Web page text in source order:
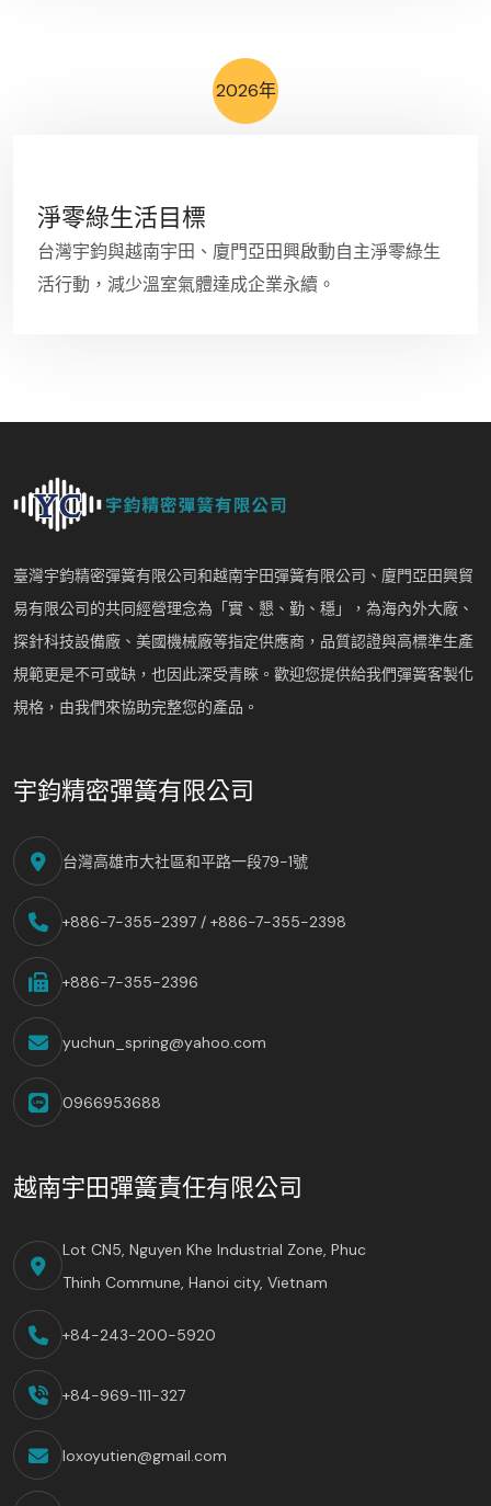
2026年
淨零綠生活目標
台灣宇鈞與越南宇田、廈門亞田興啟動自主淨零綠生
活行動，減少溫室氣體達成企業永續。
臺灣宇鈞精密彈簧有限公司和越南宇田彈簧有限公司、廈門亞田興貿
易有限公司的共同經營理念為「實、懇、勤、穩」，為海內外大廠、
探針科技設備廠、美國機械廠等指定供應商，品質認證與高標準生產
規範更是不可或缺，也因此深受青睞。歡迎您提供給我們彈簧客製化
規格，由我們來協助完整您的產品。
宇鈞精密彈簧有限公司
台灣高雄市大社區和平路一段79-1號
+886-7-355-2397 / +886-7-355-2398
+886-7-355-2396
yuchun_spring@yahoo.com
0966953688
越南宇田彈簧責任有限公司
Lot CN5, Nguyen Khe Industrial Zone, Phuc
Thinh Commune, Hanoi city, Vietnam
+84-243-200-5920
+84-969-111-327
loxoyutien@gmail.com